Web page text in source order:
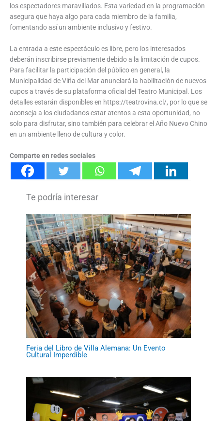
los espectadores maravillados. Esta variedad en la programación
asegura que haya algo para cada miembro de la familia,
fomentando así un ambiente inclusivo y festivo.
La entrada a este espectáculo es libre, pero los interesados
deberán inscribirse previamente debido a la limitación de cupos.
Para facilitar la participación del público en general, la
Municipalidad de Viña del Mar anunciará la habilitación de nuevos
cupos a través de su plataforma oficial del Teatro Municipal. Los
detalles estarán disponibles en https://teatrovina.cl/, por lo que se
aconseja a los ciudadanos estar atentos a esta oportunidad, no
solo para disfrutar, sino también para celebrar el Año Nuevo Chino
en un ambiente lleno de cultura y color.
Comparte en redes sociales
Feria del Libro de Villa Alemana: Un Evento
Cultural Imperdible